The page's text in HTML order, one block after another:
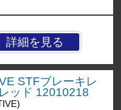
詳細を見る
STFブレーキレ
ッド 12010218